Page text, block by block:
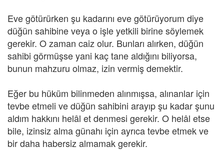
Eve götürürken şu kadarını eve götürüyorum diye
düğün sahibine veya o işle yetkili birine söylemek
gerekir. O zaman caiz olur. Bunları alırken, düğün
sahibi görmüşse yani kaç tane aldığını biliyorsa,
bunun mahzuru olmaz, izin vermiş demektir.
Eğer bu hüküm bilinmeden alınmışsa, alınanlar için
tevbe etmeli ve düğün sahibini arayıp şu kadar şunu
aldım hakkını helâl et denmesi gerekir. O helâl etse
bile, izinsiz alma günahı için ayrıca tevbe etmek ve
bir daha habersiz almamak gerekir.